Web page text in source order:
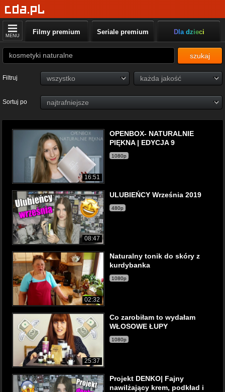
MENU Filmy premium Seriale premium Dla dzieci
szukaj
Filtruj
Sortuj po
16:51
OPENBOX- NATURALNIE
PIĘKNA | EDYCJA 9
1080p
08:47
ULUBIEŃCY Września 2019
480p
02:32
Naturalny tonik do skóry z
kurdybanka
1080p
25:37
Co zarobiłam to wydałam
WŁOSOWE ŁUPY
1080p
Projekt DENKO| Fajny
nawilżający krem, podkład i